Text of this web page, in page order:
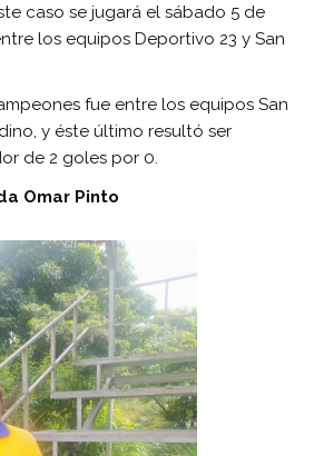
caso se jugará el sábado 5 de
los equipos Deportivo 23 y San
fue entre los equipos San
y éste último resultó ser
de 2 goles por 0.
Omar Pinto